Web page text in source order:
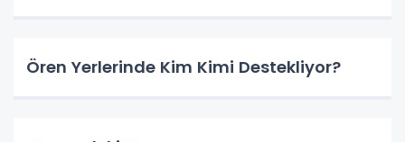
Ören Yerlerinde Kim Kimi Destekliyor?